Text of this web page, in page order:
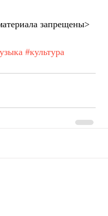
запрещены>
#культура